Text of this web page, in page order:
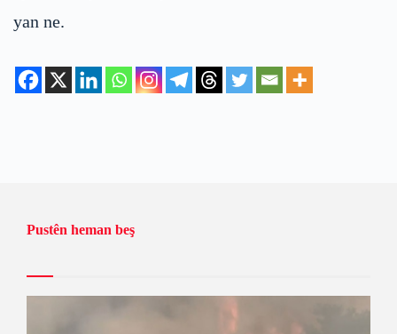
yan ne.
Pustên heman beş